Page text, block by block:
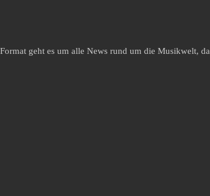
geht es um alle News rund um die Musikwelt,